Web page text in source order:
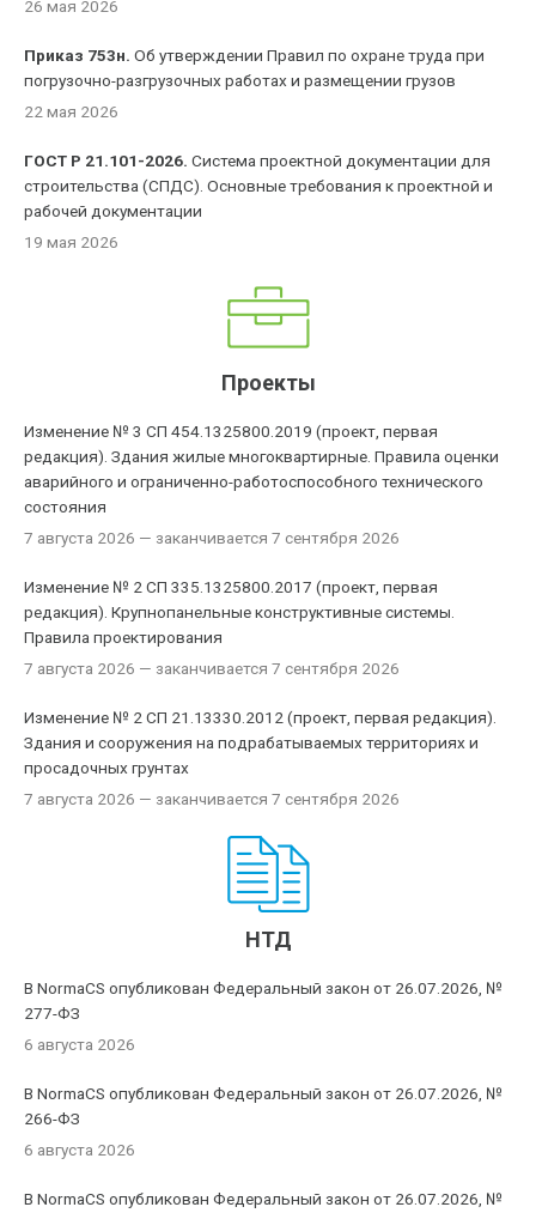
26 мая 2026
Приказ 753н. Об утверждении Правил по охране труда при
погрузочно-разгрузочных работах и размещении грузов
22 мая 2026
ГОСТ Р 21.101-2026. Система проектной документации для
строительства (СПДС). Основные требования к проектной и
рабочей документации
19 мая 2026
Проекты
Изменение № 3 СП 454.1325800.2019 (проект, первая
редакция). Здания жилые многоквартирные. Правила оценки
аварийного и ограниченно-работоспособного технического
состояния
7 августа 2026 — заканчивается 7 сентября 2026
Изменение № 2 СП 335.1325800.2017 (проект, первая
редакция). Крупнопанельные конструктивные системы.
Правила проектирования
7 августа 2026 — заканчивается 7 сентября 2026
Изменение № 2 СП 21.13330.2012 (проект, первая редакция).
Здания и сооружения на подрабатываемых территориях и
просадочных грунтах
7 августа 2026 — заканчивается 7 сентября 2026
НТД
В NormaCS опубликован Федеральный закон от 26.07.2026, №
277-ФЗ
6 августа 2026
В NormaCS опубликован Федеральный закон от 26.07.2026, №
266-ФЗ
6 августа 2026
В NormaCS опубликован Федеральный закон от 26.07.2026, №